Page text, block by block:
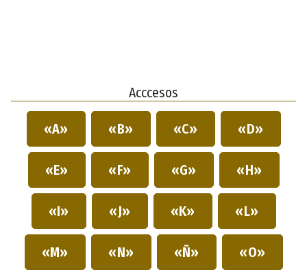
Acccesos
«A» «B» «C» «D»
«E» «F» «G» «H»
«I» «J» «K» «L»
«M» «N» «Ñ» «O»